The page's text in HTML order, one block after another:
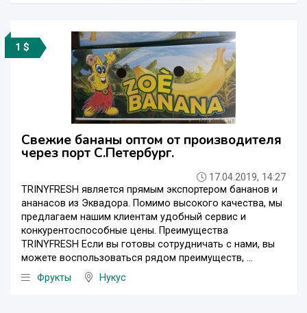
1 $
Свежие бананы оптом от производителя
через порт С.Петербург.
17.04.2019, 14:27
TRINYFRESH является прямым экспортером бананов и
ананасов из Эквадора. Помимо высокого качества, мы
предлагаем нашим клиентам удобный сервис и
конкурентоспособные цены. Преимущества
TRINYFRESH Если вы готовы сотрудничать с нами, вы
можете воспользоваться рядом преимуществ, ...
Фрукты
Нукус